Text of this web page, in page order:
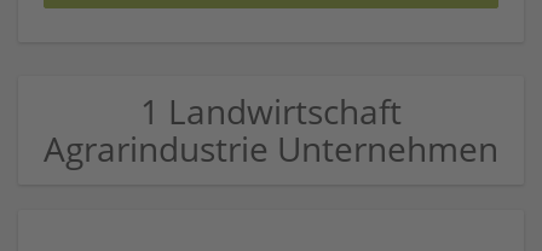
1 Landwirtschaft
Agrarindustrie Unternehmen